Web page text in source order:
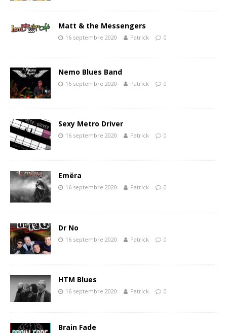
Matt & the Messengers
16 septembre 2020 Patrick 0
Nemo Blues Band
16 septembre 2020 Patrick 0
Sexy Metro Driver
16 septembre 2020 Patrick 0
Emëra
16 septembre 2020 Patrick 0
Dr No
16 septembre 2020 Patrick 0
HTM Blues
16 septembre 2020 Patrick 0
Brain Fade